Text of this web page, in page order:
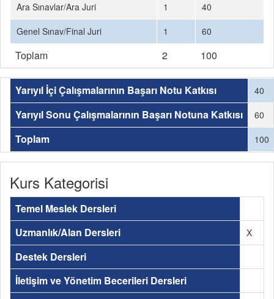
Ara Sınavlar/Ara Juri
1
40
Genel Sınav/Final Juri
1 60
Toplam 2 100
Yarıyıl İçi Çalışmalarının Başarı Notu Katkısı 40
Yarıyıl Sonu Çalışmalarının Başarı Notuna Katkısı 60
Toplam 100
Kurs Kategorisi
Temel Meslek Dersleri
Uzmanlık/Alan Dersleri
X
Destek Dersleri
İletişim ve Yönetim Becerileri Dersleri